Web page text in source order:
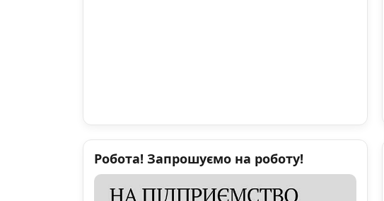
Робота! Запрошуємо на роботу!